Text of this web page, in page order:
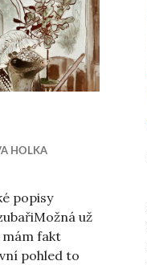
HOLKA
popisy
už
mám fakt
pohled to